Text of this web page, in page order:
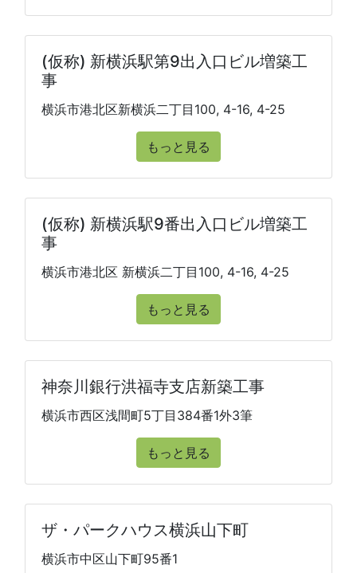
(仮称) 新横浜駅第9出入口ビル増築工
事
横浜市港北区新横浜二丁目100, 4-16, 4-25
もっと見る
(仮称) 新横浜駅9番出入口ビル増築工
事
横浜市港北区 新横浜二丁目100, 4-16, 4-25
もっと見る
神奈川銀行洪福寺支店新築工事
横浜市西区浅間町5丁目384番1外3筆
もっと見る
ザ・パークハウス横浜山下町
横浜市中区山下町95番1